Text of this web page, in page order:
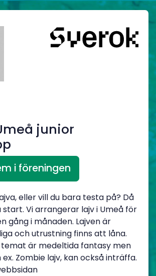
junior
i föreningen
eller vill du bara testa på? Då
start. Vi arrangerar lajv i Umeå för
gång i månaden. Lajven är
och utrustning finns att låna.
är medeltida fantasy men
Zombie lajv, kan också inträffa.